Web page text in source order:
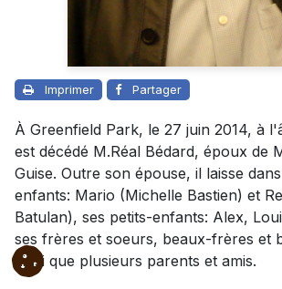
Imprimer Partager
À Greenfield Park, le 27 juin 2014, à
est décédé M.Réal Bédard, époux de
Guise. Outre son épouse, il laisse
enfants: Mario (Michelle Bastien) et
Batulan), ses petits-enfants: Alex,
ses frères et soeurs, beaux-frères et
ainsi que plusieurs parents et amis.